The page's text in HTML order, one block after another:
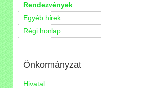
Rendezvények
Egyéb hírek
Régi honlap
Önkormányzat
Hivatal